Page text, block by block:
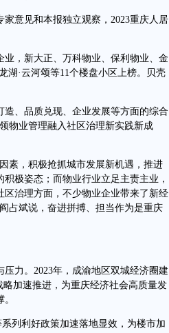
意见和本报独立观察，2023重庆人居
，新大正、万科物业、保利物业、金
湖·云河颂等11个楼盘小区上榜。贝壳
、品质兑现、企业发展等方面的综合
物业管理融入社区治理新实践新成
，积极抢抓城市发展新机遇，推进
极姿态；而物业行业立足主责主业，
治理方面，不少物业企业带来了新经
占斌说，奋进拼搏、担当作为是重庆
力。2023年，成渝地区双城经济圈建
加速推进，为重庆经济社会高质量发
列利好政策加速落地显效，为楼市加